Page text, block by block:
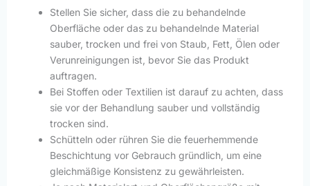
Stellen Sie sicher, dass die zu behandelnde
Oberfläche oder das zu behandelnde Material
sauber, trocken und frei von Staub, Fett, Ölen oder
Verunreinigungen ist, bevor Sie das Produkt
auftragen.
Bei Stoffen oder Textilien ist darauf zu achten, dass
sie vor der Behandlung sauber und vollständig
trocken sind.
Schütteln oder rühren Sie die feuerhemmende
Beschichtung vor Gebrauch gründlich, um eine
gleichmäßige Konsistenz zu gewährleisten.